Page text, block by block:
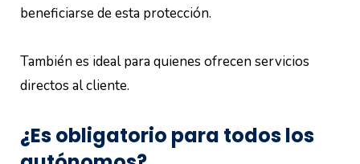
beneficiarse de esta protección.
También es ideal para quienes ofrecen servicios
directos al cliente.
¿Es obligatorio para todos los